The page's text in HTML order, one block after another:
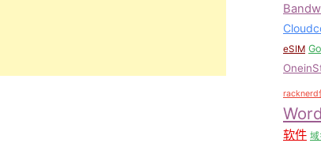
eSIM
racknerd
软件